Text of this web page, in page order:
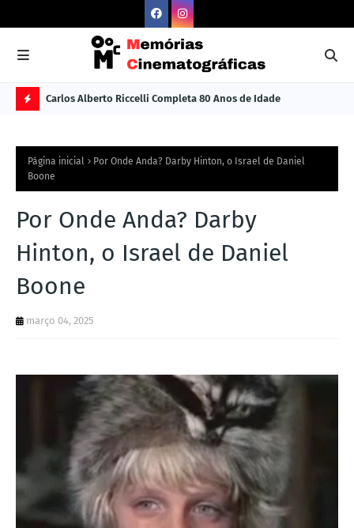
L
TI
M
A
O
Carlos Alberto Riccelli Completa 80 Anos de Idade
Página inicial
Por Onde Anda? Darby Hinton, o Israel de Daniel
Boone
Por Onde Anda? Darby
Hinton, o Israel de Daniel
Boone
março 04, 2025